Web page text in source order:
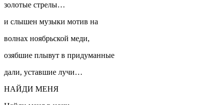
золотые стрелы…
и слышен музыки мотив на
волнах ноябрьской меди,
озябшие плывут в придуманные
дали, уставшие лучи…
НАЙДИ МЕНЯ